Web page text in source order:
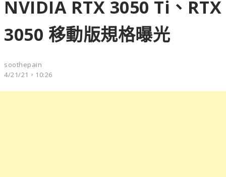
NVIDIA RTX 3050 Ti、RTX
3050 移動版規格曝光
soothepain
4/21/21，10:26